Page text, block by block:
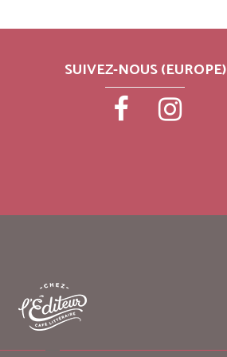
SUIVEZ-NOUS (EUROPE)